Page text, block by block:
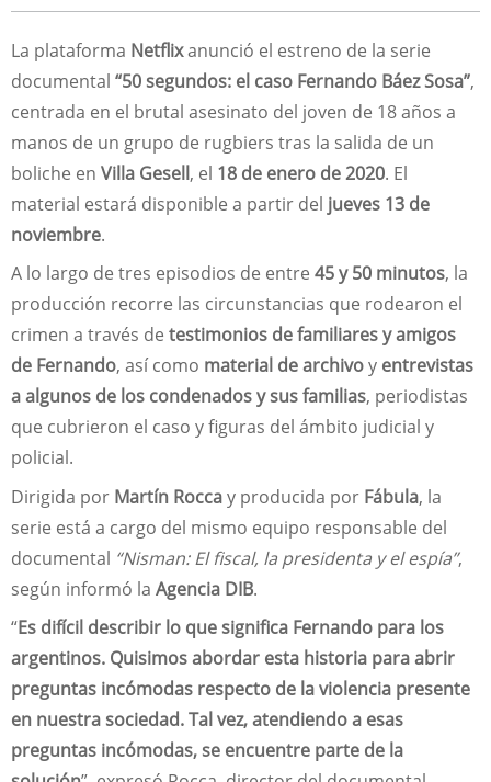
La plataforma Netflixanunció el estreno de la serie
documental “50 segundos: el caso Fernando Báez Sosa”,
centrada en el brutal asesinato del joven de 18 años a
manos de un grupo de rugbiers tras la salida de un
boliche en Villa Gesell, el 18 de enero de 2020. El
material estará disponible a partir del jueves 13 de
noviembre.
A lo largo de tres episodios de entre 45 y 50 minutos, la
producción recorre las circunstancias que rodearon el
crimen a través de testimonios de familiares y amigos
de Fernando, así como material de archivoy entrevistas
a algunos de los condenados y sus familias, periodistas
que cubrieron el caso y figuras del ámbito judicial y
policial.
Dirigida por Martín Roccay producida por Fábula, la
serie está a cargo del mismo equipo responsable del
documental “Nisman: El fiscal, la presidenta y el espía”,
según informó la Agencia DIB.
“Es difícil describir lo que significa Fernando para los
argentinos. Quisimos abordar esta historia para abrir
preguntas incómodas respecto de la violencia presente
en nuestra sociedad. Tal vez, atendiendo a esas
preguntas incómodas, se encuentre parte de la